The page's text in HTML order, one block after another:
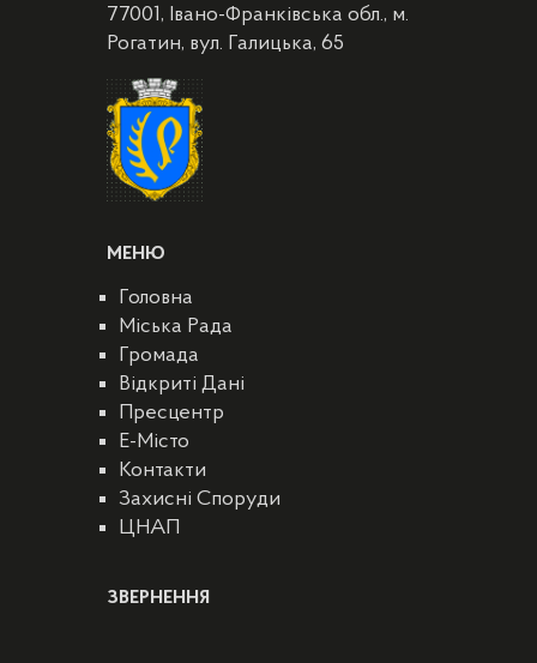
77001, Івано-Франківська обл., м.
Рогатин, вул. Галицька, 65
МЕНЮ
Головна
Міська Рада
Громада
Відкриті Дані
Пресцентр
E-Місто
Контакти
Захисні Споруди
ЦНАП
ЗВЕРНЕННЯ